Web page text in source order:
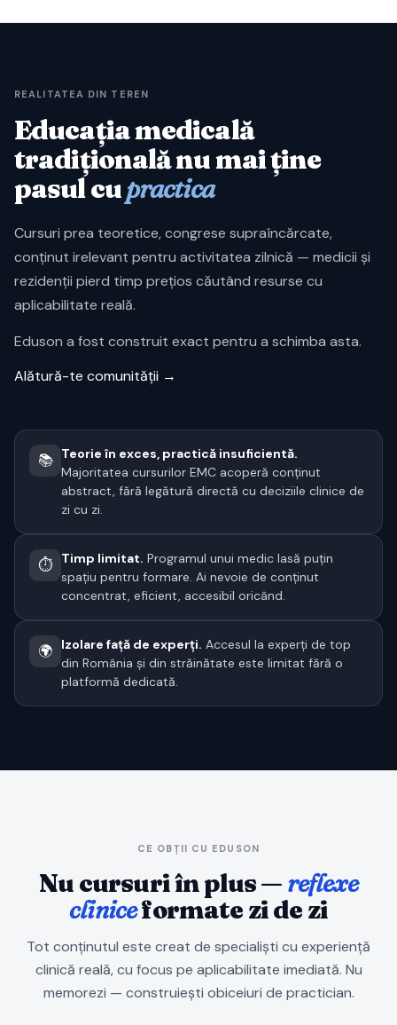
REALITATEA DIN TEREN
Educația medicală
tradițională nu mai ține
pasul cupractica
Cursuri prea teoretice, congrese supraîncărcate,
conținut irelevant pentru activitatea zilnică — medicii și
rezidenții pierd timp prețios căutând resurse cu
aplicabilitate reală.
Eduson a fost construit exact pentru a schimba asta.
Alătură-te comunității →
📚 Teorie în exces, practică insuficientă.
Majoritatea cursurilor EMC acoperă conținut
abstract, fără legătură directă cu deciziile clinice de
zi cu zi.
⏱️ Timp limitat. Programul unui medic lasă puțin
spațiu pentru formare. Ai nevoie de conținut
concentrat, eficient, accesibil oricând.
🌍 Izolare față de experți. Accesul la experți de top
din România și din străinătate este limitat fără o
platformă dedicată.
CE OBȚII CU EDUSON
Nu cursuri în plus — reflexe
cliniceformate zi de zi
Tot conținutul este creat de specialiști cu experiență
clinică reală, cu focus pe aplicabilitate imediată. Nu
memorezi — construiești obiceiuri de practician.